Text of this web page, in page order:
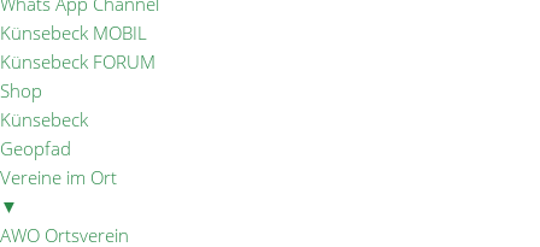
Künsebeck MOBIL
Künsebeck FORUM
Shop
Künsebeck
Geopfad
Vereine im Ort
▼
AWO Ortsverein